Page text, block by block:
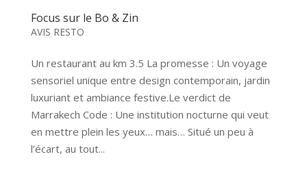
Focus sur le Bo & Zin
AVIS RESTO
Un restaurant au km 3.5 La promesse : Un voyage
sensoriel unique entre design contemporain, jardin
luxuriant et ambiance festive.Le verdict de
Marrakech Code : Une institution nocturne qui veut
en mettre plein les yeux… mais… Situé un peu à
l’écart, au tout...